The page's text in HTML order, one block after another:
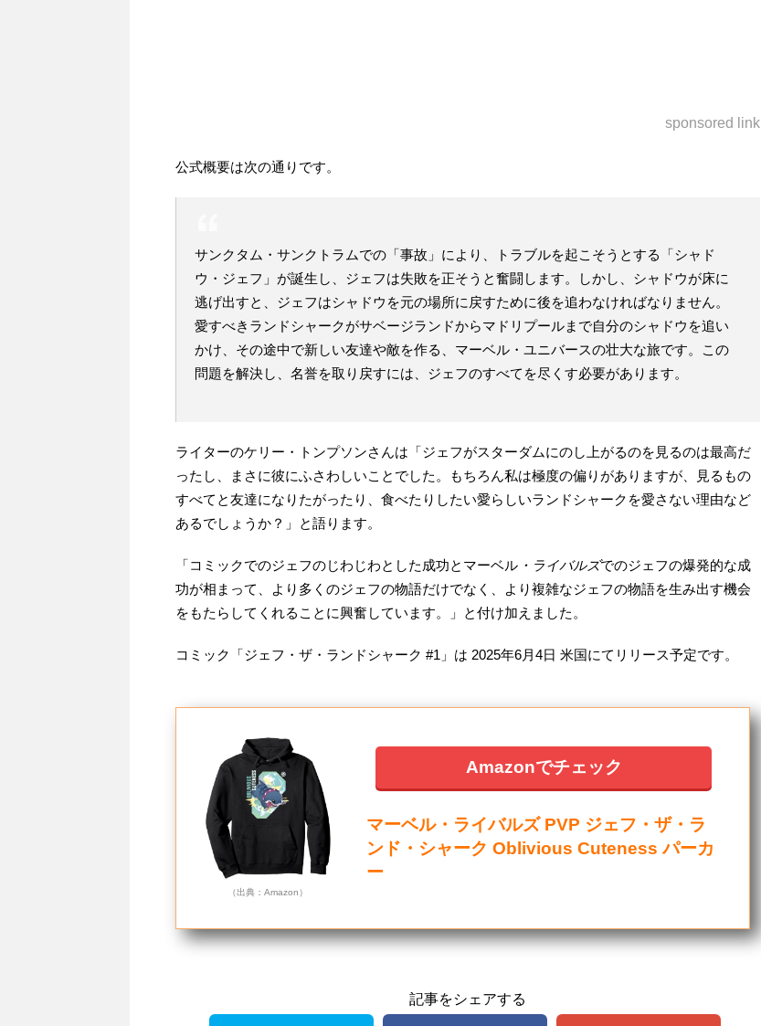
sponsored link
公式概要は次の通りです。
サンクタム・サンクトラムでの「事故」に​​より、トラブルを起こそうとする「シャド
ウ・ジェフ」が誕生し、ジェフは失敗を正そうと奮闘します。しかし、シャドウが床に
逃げ出すと、ジェフはシャドウを元の場所に戻すために後を追わなければなりません。
愛すべきランドシャークがサベージランドからマドリプールまで自分のシャドウを追い
かけ、その途中で新しい友達や敵を作る、マーベル・ユニバースの壮大な旅です。この
問題を解決し、名誉を取り戻すには、ジェフのすべてを尽くす必要があります。
ライターのケリー・トンプソンさんは「ジェフがスターダムにのし上がるのを見るのは最高だ
ったし、まさに彼にふさわしいことでした。もちろん私は極度の偏りがありますが、見るもの
すべてと友達になりたがったり、食べたりしたい愛らしいランドシャークを愛さない理由など
あるでしょうか？」と語ります。
「コミックでのジェフのじわじわとした成功とマーベル ・ライバルズでのジェフの爆発的な成
功が相まって、より多くのジェフの物語だけでなく、より複雑なジェフの物語を生み出す機会
をもたらしてくれることに興奮しています。」と付け加えました。
コミック「ジェフ・ザ・ランドシャーク #1」は 2025年6月4日 米国にてリリース予定です。
（出典：Amazon）
Amazonでチェック
マーベル・ライバルズ PVP ジェフ・ザ・ラ
ンド・シャーク Oblivious Cuteness パーカ
ー
記事をシェアする